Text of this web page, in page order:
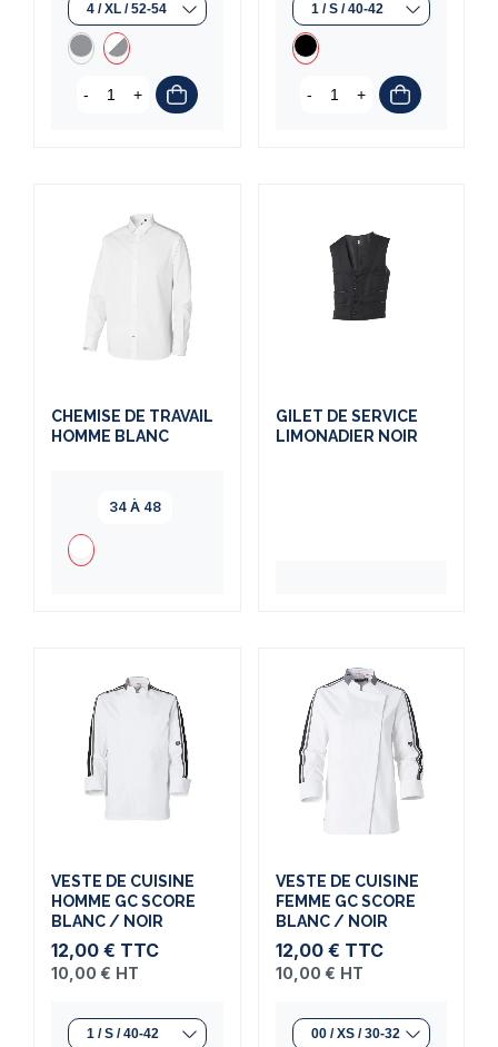
- +
(1 avis)
- +
CHEMISE DE TRAVAIL
HOMME BLANC
34 À 48
GILET DE SERVICE
LIMONADIER NOIR
VESTE DE CUISINE
HOMME GC SCORE
BLANC / NOIR
12,00 € TTC
10,00 € HT
VESTE DE CUISINE
FEMME GC SCORE
BLANC / NOIR
12,00 € TTC
10,00 € HT